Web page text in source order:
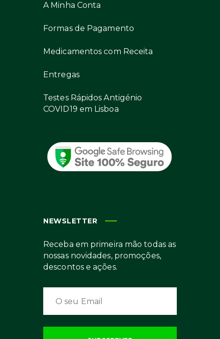
A Minha Conta
Formas de Pagamento
Medicamentos com Receita
Entregas
Testes Rápidos Antigénio
COVID19 em Lisboa
NEWSLETTER
Receba em primeira mão todas as
nossas novidades, promoções,
descontos e ações.